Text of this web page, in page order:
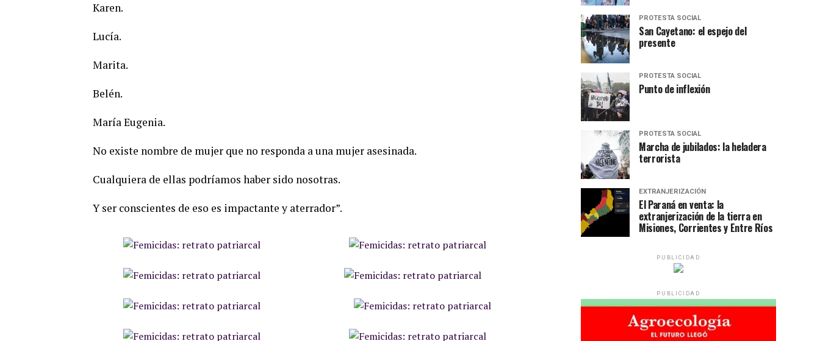
Karen.
Lucía.
Marita.
Belén.
María Eugenia.
No existe nombre de mujer que no responda a una mujer asesinada.
Cualquiera de ellas podríamos haber sido nosotras.
Y ser conscientes de eso es impactante y aterrador”.
PROTESTA SOCIAL
San Cayetano: el espejo del
presente
PROTESTA SOCIAL
Punto de inflexión
PROTESTA SOCIAL
Marcha de jubilados: la heladera
terrorista
EXTRANJERIZACIÓN
El Paraná en venta: la
extranjerización de la tierra en
Misiones, Corrientes y Entre Ríos
PUBLICIDAD
PUBLICIDAD